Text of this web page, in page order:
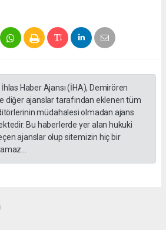
Haber Ajansı (İHA), Demirören
diğer ajanslar tarafından eklenen tüm
müdahalesi olmadan ajans
Bu haberlerde yer alan hukuki
ajanslar olup sitemizin hiç bir